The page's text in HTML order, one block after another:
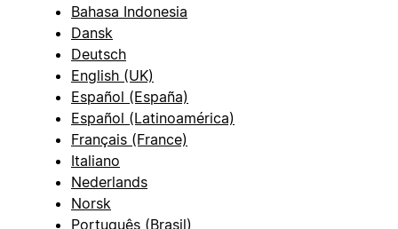
Bahasa Indonesia
Dansk
Deutsch
English (UK)
Español (España)
Español (Latinoamérica)
Français (France)
Italiano
Nederlands
Norsk
Português (Brasil)